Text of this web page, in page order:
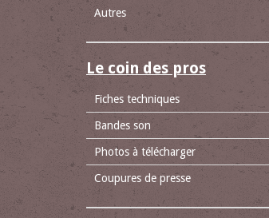
Autres
Le coin des pros
Fiches techniques
Bandes son
Photos à télécharger
Coupures de presse